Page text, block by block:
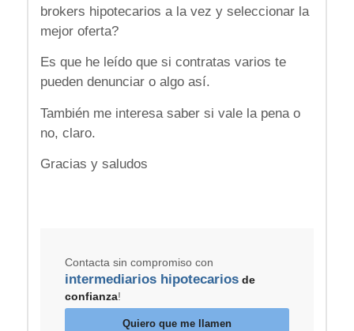
brokers hipotecarios a la vez y seleccionar la
mejor oferta?
Es que he leído que si contratas varios te
pueden denunciar o algo así.
También me interesa saber si vale la pena o
no, claro.
Gracias y saludos
Contacta sin compromiso con
intermediarios hipotecariosde
confianza!
Quiero que me llamen